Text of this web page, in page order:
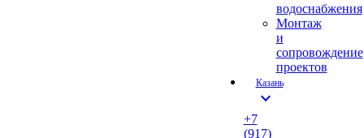
водоснабжения
Монтаж
и
сопровождение
проектов
Казань
expand_more
+7
(917)